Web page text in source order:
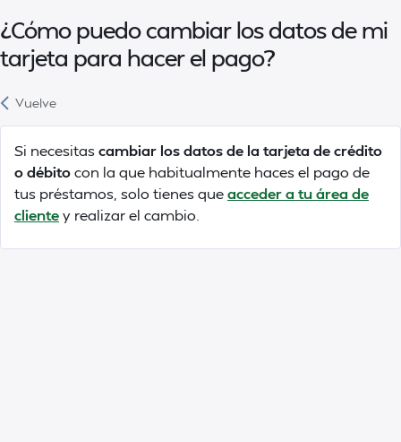
¿Cómo puedo cambiar los datos de mi
tarjeta para hacer el pago?
Vuelve
Si necesitascambiar los datos de la tarjeta de crédito
o débitocon la que habitualmente haces el pago de
tus préstamos, solo tienes queacceder a tu área de
clientey realizar el cambio.